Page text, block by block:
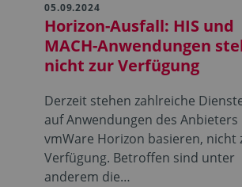
05.09.2024
Horizon-Ausfall: HIS und
MACH-Anwendungen
nicht zur Verfügung
Derzeit stehen zahlreiche
auf Anwendungen des Anbieters
vmWare Horizon basieren, nicht
Verfügung. Betroffen sind unter
anderem die…